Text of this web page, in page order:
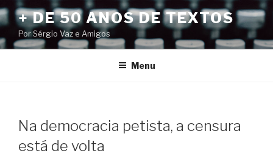
Pular
para
o
conteúdo
+ DE 50 ANOS DE TEXTOS
Por Sérgio Vaz e Amigos
Menu
Na democracia petista, a censura
está de volta